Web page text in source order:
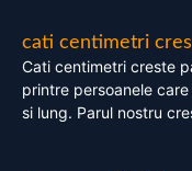
cati centimetri
Cati centimetri creste
printre persoanele
si lung. Parul nostru